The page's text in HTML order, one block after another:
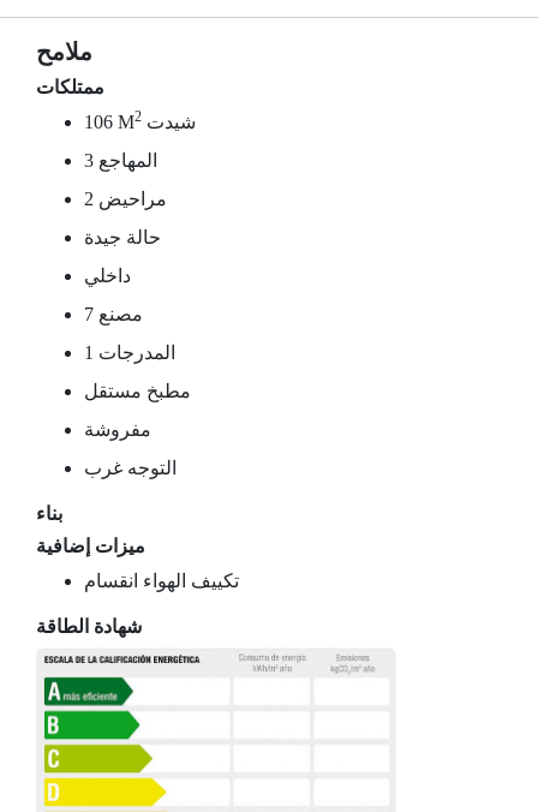
ملامح
ممتلكات
106 M2 شيدت
3 المهاجع
2 مراحيض
حالة جيدة
داخلي
مصنع 7
1 المدرجات
مطبخ مستقل
مفروشة
التوجه غرب
بناء
ميزات إضافية
تكييف الهواء انقسام
شهادة الطاقة